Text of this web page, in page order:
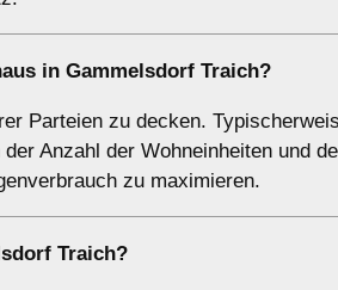
in Gammelsdorf Traich?
Parteien zu decken.
Anzahl der Wohneinheiten und
zu maximieren.
Traich?